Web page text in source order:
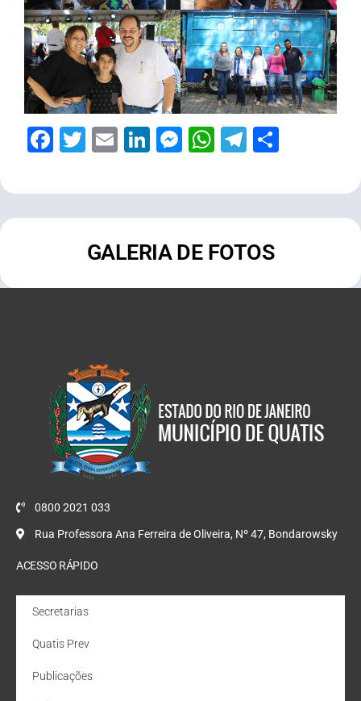
Facebook
Twitter
EmailLinkedIn
Messenger
WhatsApp
Telegram
GALERIA DE FOTOS
0800 2021 033
Rua Professora Ana Ferreira de Oliveira, Nº 47, Bondarowsky
ACESSO RÁPIDO
Secretarias
Quatis Prev
Publicações